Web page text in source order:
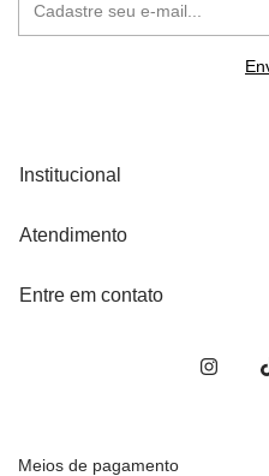
Institucional
Atendimento
Entre em contato
Meios de pagamento